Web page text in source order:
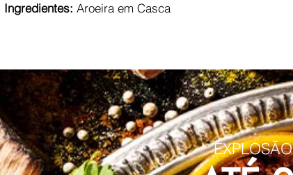
Ingredientes: Aroeira em Casca